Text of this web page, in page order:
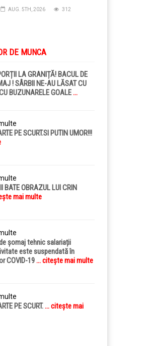
AUG. 5TH, 2026 312
DE MUNCA
LA GRANIȚĂ! BACUL DE
! SÂRBII NE-AU LĂSAT CU
BUZUNARELE GOALE...
PE SCURT.SI PUTIN UMOR!!!
BATE OBRAZUL LUI CRIN
mai multe
șomaj tehnic salariații
este suspendată în
COVID-19... citește mai multe
PE SCURT.... citește mai